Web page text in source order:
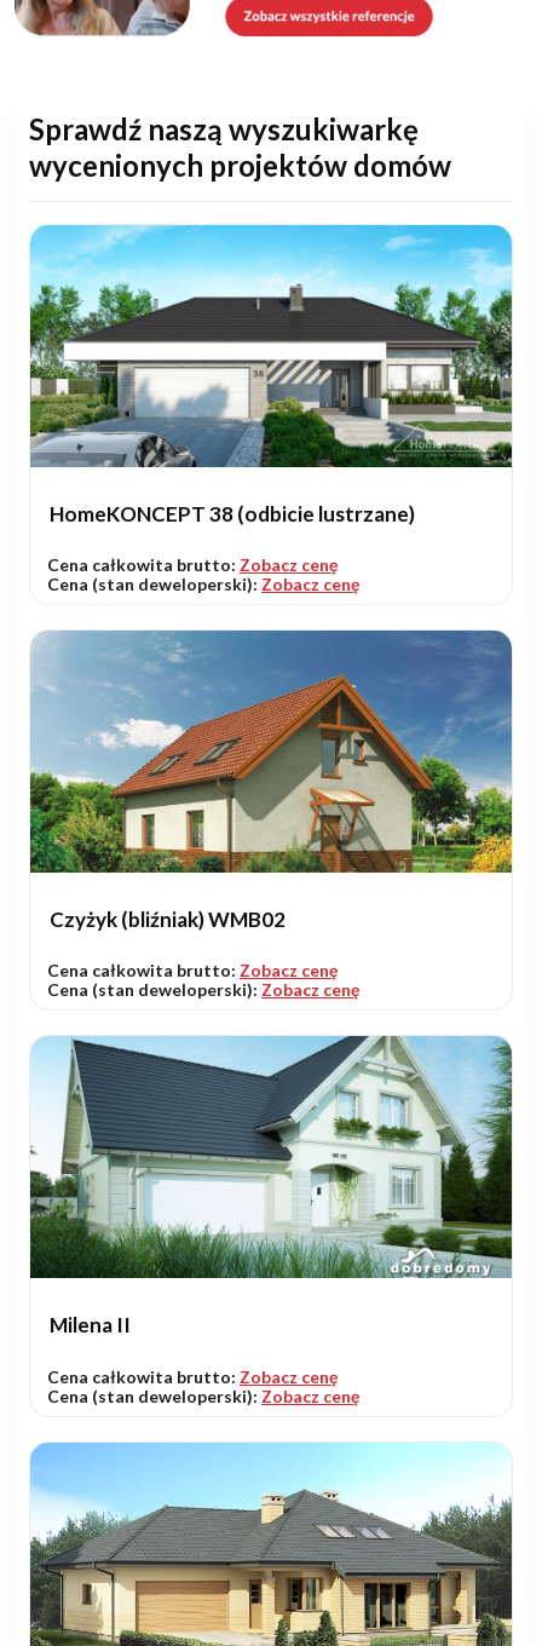
Sprawdź naszą wyszukiwarkę
wycenionych projektów domów
HomeKONCEPT 38 (odbicie lustrzane)
Cena całkowita brutto: Zobacz cenę
Cena (stan deweloperski): Zobacz cenę
Czyżyk (bliźniak) WMB02
Cena całkowita brutto: Zobacz cenę
Cena (stan deweloperski): Zobacz cenę
Milena II
Cena całkowita brutto: Zobacz cenę
Cena (stan deweloperski): Zobacz cenę